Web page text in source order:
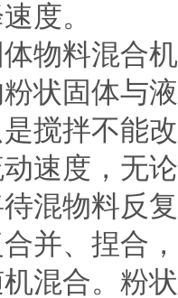
度。
物料混合机
状固体与
搅拌不能
速度，无
混物料反
并、捏合
混合。粉